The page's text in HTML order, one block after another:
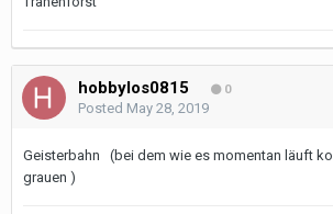
hobbylos0815 0
Posted May 28, 2019
Geisterbahn (bei dem wie es momentan läuft
grauen )